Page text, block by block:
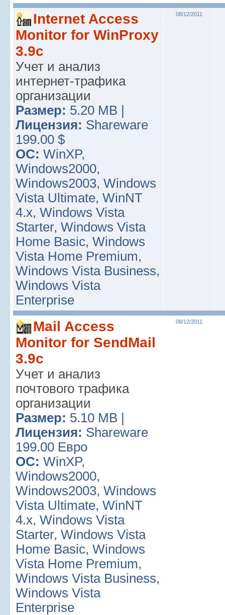
Internet Access
Monitor for WinProxy
3.9c
Учет и анализ
интернет-трафика
организации
Размер: 5.20 MB |
Лицензия: Shareware
199.00 $
ОС: WinXP,
Windows2000,
Windows2003, Windows
Vista Ultimate, WinNT
4.x, Windows Vista
Starter, Windows Vista
Home Basic, Windows
Vista Home Premium,
Windows Vista Business,
Windows Vista
Enterprise
08/12/2011
Mail Access
Monitor for SendMail
3.9c
Учет и анализ
почтового трафика
организации
Размер: 5.10 MB |
Лицензия: Shareware
199.00 Евро
ОС: WinXP,
Windows2000,
Windows2003, Windows
Vista Ultimate, WinNT
4.x, Windows Vista
Starter, Windows Vista
Home Basic, Windows
Vista Home Premium,
Windows Vista Business,
Windows Vista
Enterprise
08/12/2011